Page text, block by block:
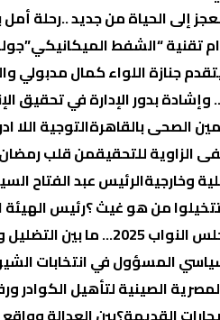
إلى الحياة من جديد ..رحلة أمل
تقنية “الشفط الميكانيكي”
جنازة اللواء كمال
الصحى بالقاهرةالتوجية اللا
الزاوية للتحقيقمن قلب
وخارجيةالرئيس عبد الفتاح
من هو غيث ؟رئيس الهيئة
والرد الرسمي
المسؤول في انتخابات
الصينية لتأهيل الكوادر